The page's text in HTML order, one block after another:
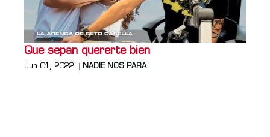
Que sepan quererte bien
Jun 01, 2022 NADIE NOS PARA